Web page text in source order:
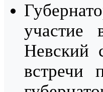
участие
Невский
встречи